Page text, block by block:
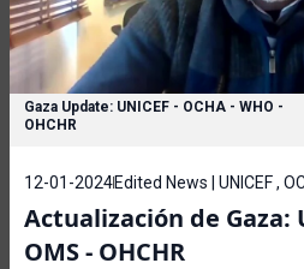
Gaza Update: UNICEF - OCHA - WHO -
OHCHR
12-01-2024Edited News | UNICEF ,
Actualización de Gaza:
OMS - OHCHR